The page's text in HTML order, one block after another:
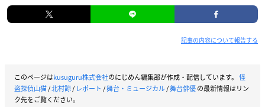
④通常版＋全景版 2公演FULLセット 特典映像付き：10,040円
①②③2021年1月15日(金)18:00～2月8日(月)21:59
④2021年1月15日(金)18:00～2月14日(日)21:59
記事の内容について報告する
このページはkusuguru株式会社のにじめん編集部が作成・配信しています。 怪
盗探偵山猫/北村諒/ レポート /舞台・ミュージカル/舞台俳優の最新情報はリン
ク先をご覧ください。